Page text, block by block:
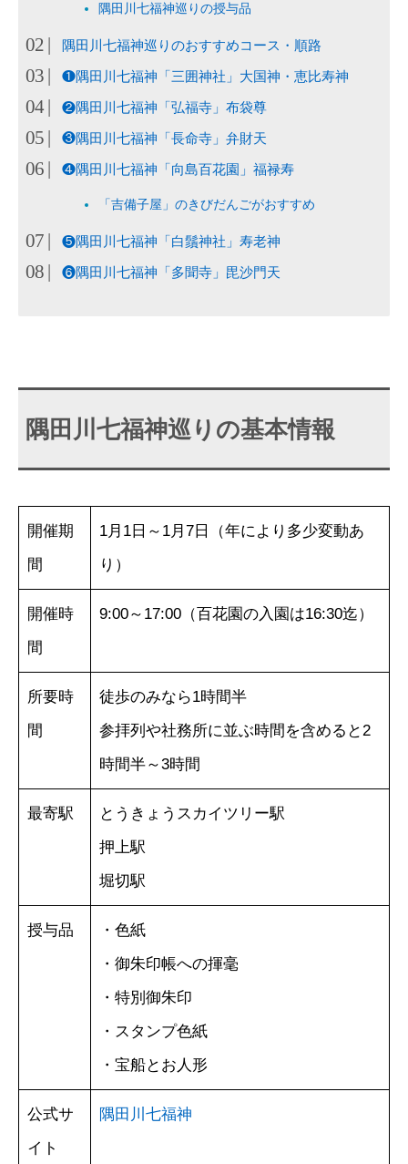
隅田川七福神巡りの授与品
隅田川七福神巡りのおすすめコース・順路
❶隅田川七福神「三囲神社」大国神・恵比寿神
❷隅田川七福神「弘福寺」布袋尊
❸隅田川七福神「長命寺」弁財天
❹隅田川七福神「向島百花園」福禄寿
「吉備子屋」のきびだんごがおすすめ
❺隅田川七福神「白鬚神社」寿老神
❻隅田川七福神「多聞寺」毘沙門天
隅田川七福神巡りの基本情報
開催期
間
1月1日～1月7日（年により多少変動あ
り）
開催時
間
9:00～17:00（百花園の入園は16:30迄）
所要時
間
徒歩のみなら1時間半
参拝列や社務所に並ぶ時間を含めると2
時間半～3時間
最寄駅
とうきょうスカイツリー駅
押上駅
堀切駅
授与品
・色紙
・御朱印帳への揮毫
・特別御朱印
・スタンプ色紙
・宝船とお人形
公式サ
イト
隅田川七福神